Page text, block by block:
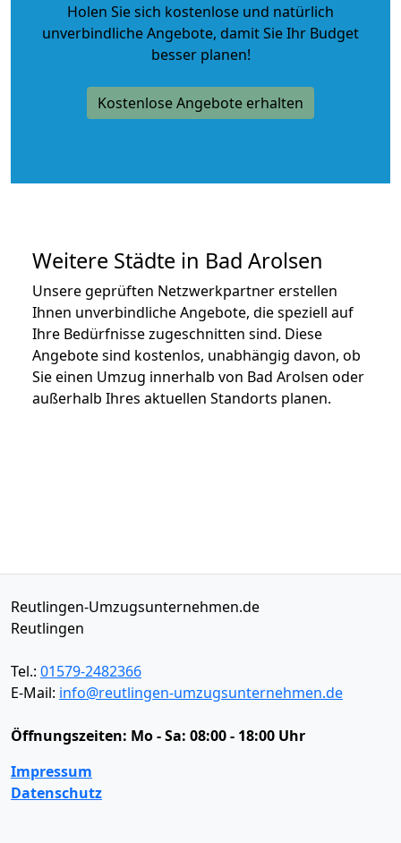
Holen Sie sich kostenlose und natürlich
unverbindliche Angebote, damit Sie Ihr Budget
besser planen!
Kostenlose Angebote erhalten
Weitere Städte in Bad Arolsen
Unsere geprüften Netzwerkpartner erstellen
Ihnen unverbindliche Angebote, die speziell auf
Ihre Bedürfnisse zugeschnitten sind. Diese
Angebote sind kostenlos, unabhängig davon, ob
Sie einen Umzug innerhalb von Bad Arolsen oder
außerhalb Ihres aktuellen Standorts planen.
Reutlingen-Umzugsunternehmen.de
Reutlingen
Tel.: 01579-2482366
E-Mail: info@reutlingen-umzugsunternehmen.de
Öffnungszeiten: Mo - Sa: 08:00 - 18:00 Uhr
Impressum
Datenschutz